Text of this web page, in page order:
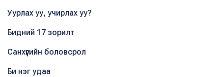
Уурлах уу, учирлах уу?
Бидний 17 зорилт
Санхүүгийн боловсрол
Би нэг удаа